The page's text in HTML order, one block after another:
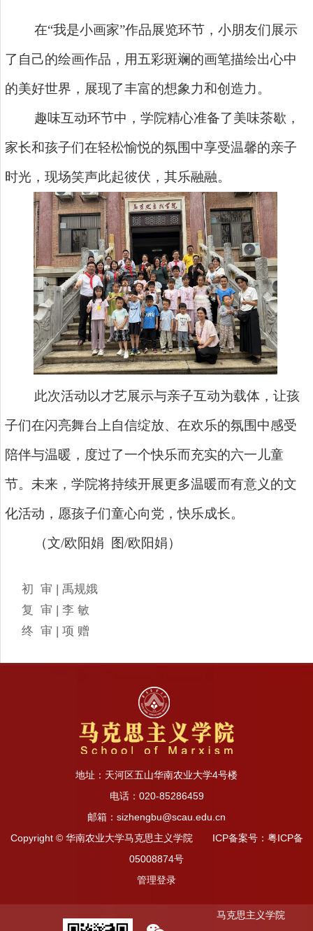
在“我是小画家”作品展览环节，小朋友们展示
了自己的绘画作品，用五彩斑斓的画笔描绘出心中
的美好世界，展现了丰富的想象力和创造力。
趣味互动环节中，学院精心准备了美味茶歇，
家长和孩子们在轻松愉悦的氛围中享受温馨的亲子
时光，现场笑声此起彼伏，其乐融融。
此次活动以才艺展示与亲子互动为载体，让孩
子们在闪亮舞台上自信绽放、在欢乐的氛围中感受
陪伴与温暖，度过了一个快乐而充实的六一儿童
节。未来，学院将持续开展更多温暖而有意义的文
化活动，愿孩子们童心向党，快乐成长。
（文/欧阳娟 图/欧阳娟）
初 审 | 禹规娥
复 审 | 李 敏
终 审 | 项 赠
地址：天河区五山华南农业大学4号楼
电话：020-85286459
邮箱：sizhengbu@scau.edu.cn
Copyright © 华南农业大学马克思主义学院 ICP备案号：粤ICP备
05008874号
管理登录
马克思主义学院